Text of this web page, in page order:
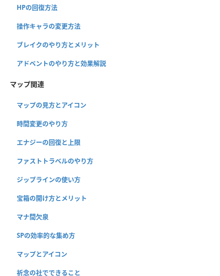
HPの回復方法
操作キャラの変更方法
ブレイクのやり方とメリット
アドベントのやり方と効果解説
マップ関連
マップの見方とアイコン
時間変更のやり方
エナジーの回復と上限
ファストトラベルのやり方
ジップラインの使い方
宝箱の開け方とメリット
マナ間欠泉
SPの効率的な集め方
マップとアイコン
祈念の社でできること